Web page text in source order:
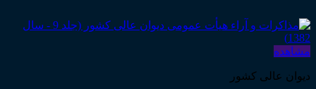
مشاهده
دیوان عالی کشور